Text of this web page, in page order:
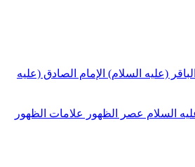
الباقر (عليه السلام) الإمام الصادق (عليه
السلام عصر الظهور
علامات الظهور